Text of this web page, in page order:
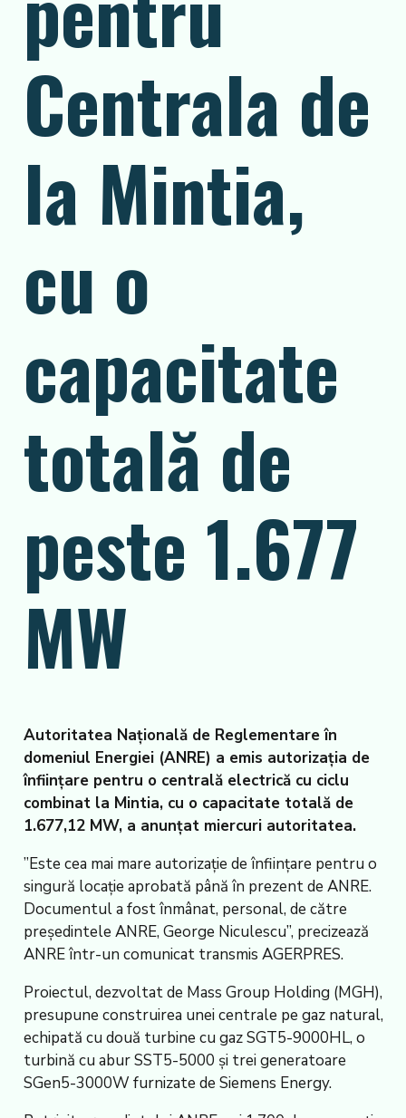
Centrala de
la Mintia,
cu o
capacitate
totală de
peste 1.677
MW
Autoritatea Națională de Reglementare în
domeniul Energiei (ANRE) a emis autorizația de
înființare pentru o centrală electrică cu ciclu
combinat la Mintia, cu o capacitate totală de
1.677,12 MW, a anunțat miercuri autoritatea.
”Este cea mai mare autorizație de înființare pentru o
singură locație aprobată până în prezent de ANRE.
Documentul a fost înmânat, personal, de către
președintele ANRE, George Niculescu”, precizează
ANRE într-un comunicat transmis AGERPRES.
Proiectul, dezvoltat de Mass Group Holding (MGH),
presupune construirea unei centrale pe gaz natural,
echipată cu două turbine cu gaz SGT5-9000HL, o
turbină cu abur SST5-5000 și trei generatoare
SGen5-3000W furnizate de Siemens Energy.